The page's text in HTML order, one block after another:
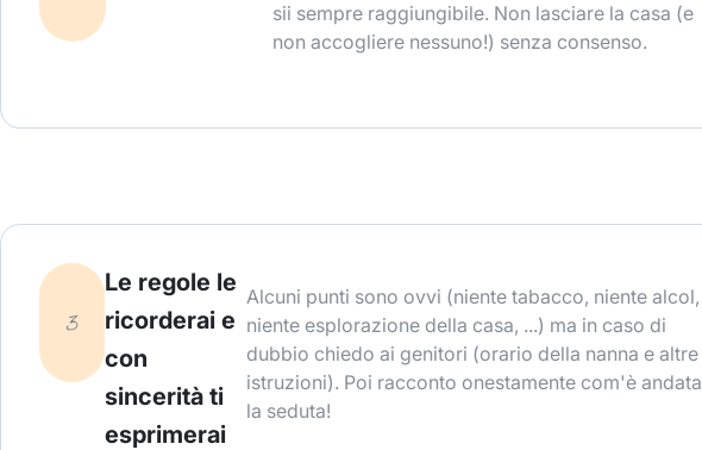
sii sempre raggiungibile. Non lasciare la casa (e
non accogliere nessuno!) senza consenso.
Le regole le
ricorderai e
con
sincerità ti
esprimerai
Alcuni punti sono ovvi (niente tabacco, niente alcol,
niente esplorazione della casa, ...) ma in caso di
dubbio chiedo ai genitori (orario della nanna e altre
istruzioni). Poi racconto onestamente com'è andata
la seduta!